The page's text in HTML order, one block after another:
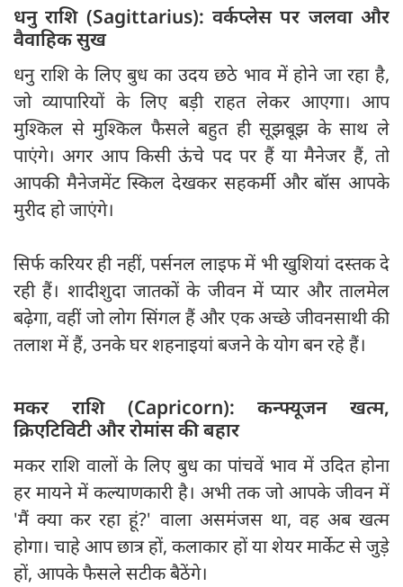
धनु राशि (Sagittarius): वर्कप्लेस पर जलवा और
वैवाहिक सुख
धनु राशि के लिए बुध का उदय छठे भाव में होने जा रहा है,
जो व्यापारियों के लिए बड़ी राहत लेकर आएगा। आप
मुश्किल से मुश्किल फैसले बहुत ही सूझबूझ के साथ ले
पाएंगे। अगर आप किसी ऊंचे पद पर हैं या मैनेजर हैं, तो
आपकी मैनेजमेंट स्किल देखकर सहकर्मी और बॉस आपके
मुरीद हो जाएंगे।
सिर्फ करियर ही नहीं, पर्सनल लाइफ में भी खुशियां दस्तक दे
रही हैं। शादीशुदा जातकों के जीवन में प्यार और तालमेल
बढ़ेगा, वहीं जो लोग सिंगल हैं और एक अच्छे जीवनसाथी की
तलाश में हैं, उनके घर शहनाइयां बजने के योग बन रहे हैं।
मकर राशि (Capricorn): कन्फ्यूजन खत्म,
क्रिएटिविटी और रोमांस की बहार
मकर राशि वालों के लिए बुध का पांचवें भाव में उदित होना
हर मायने में कल्याणकारी है। अभी तक जो आपके जीवन में
'मैं क्या कर रहा हूं?' वाला असमंजस था, वह अब खत्म
होगा। चाहे आप छात्र हों, कलाकार हों या शेयर मार्केट से जुड़े
हों, आपके फैसले सटीक बैठेंगे।